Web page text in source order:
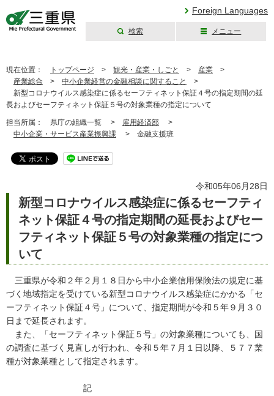
Foreign Languages
検索 メニュー
現在位置： トップページ > 観光・産業・しごと > 産業 >
産業総合 > 中小企業経営の金融相談に関すること
>
新型コロナウイルス感染症に係るセーフティネット保証４号の指定期間の延
長およびセーフティネット保証５号の対象業種の指定について
担当所属： 県庁の組織一覧 > 雇用経済部 >
中小企業・サービス産業振興課 > 金融支援班
令和05年06月28日
新型コロナウイルス感染症に係るセーフティ
ネット保証４号の指定期間の延長およびセー
フティネット保証５号の対象業種の指定につ
いて
三重県が令和２年２月１８日から中小企業信用保険法の規定に基
づく地域指定を受けている新型コロナウイルス感染症にかかる「セ
ーフティネット保証４号」について、指定期間が令和５年９月３０
日まで延長されます。
また、「セーフティネット保証５号」の対象業種についても、国
の調査に基づく見直しが行われ、令和５年７月１日以降、５７７業
種が対象業種として指定されます。
記